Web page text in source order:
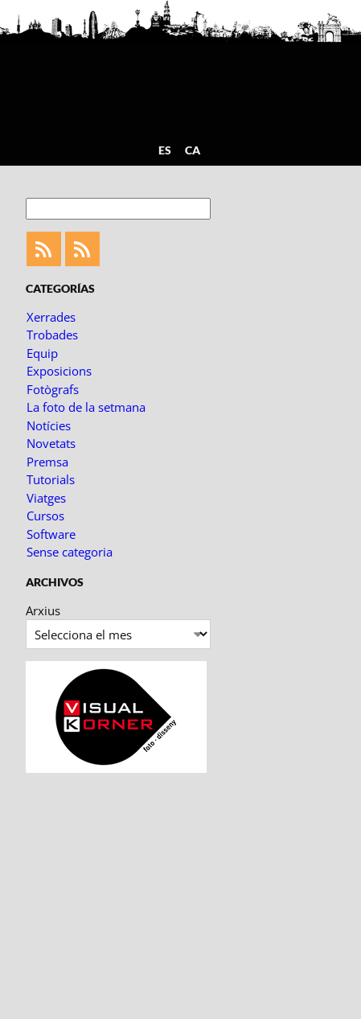
ES CA
Feed
Feed
CATEGORÍAS
Xerrades
Trobades
Equip
Exposicions
Fotògrafs
La foto de la setmana
Notícies
Novetats
Premsa
Tutorials
Viatges
Cursos
Software
Sense categoria
ARCHIVOS
Arxius